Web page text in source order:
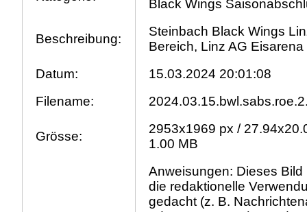
Black Wings
Beschreibung:
Steinbach Black Wings
Bereich, Linz AG Eisarena
Datum:
15.03.2024 20:01:08
Filename:
Grösse:
2953x1969 px /
1.00 MB
Anweisungen: Dieses Bild
die redaktionelle
gedacht (z. B.